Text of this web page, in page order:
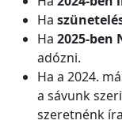
Ha
Ha 2025-ben
adózni.
Ha a 2024.
a sávunk
szeretnénk